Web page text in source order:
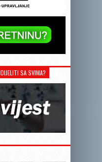
SA SVIMA?